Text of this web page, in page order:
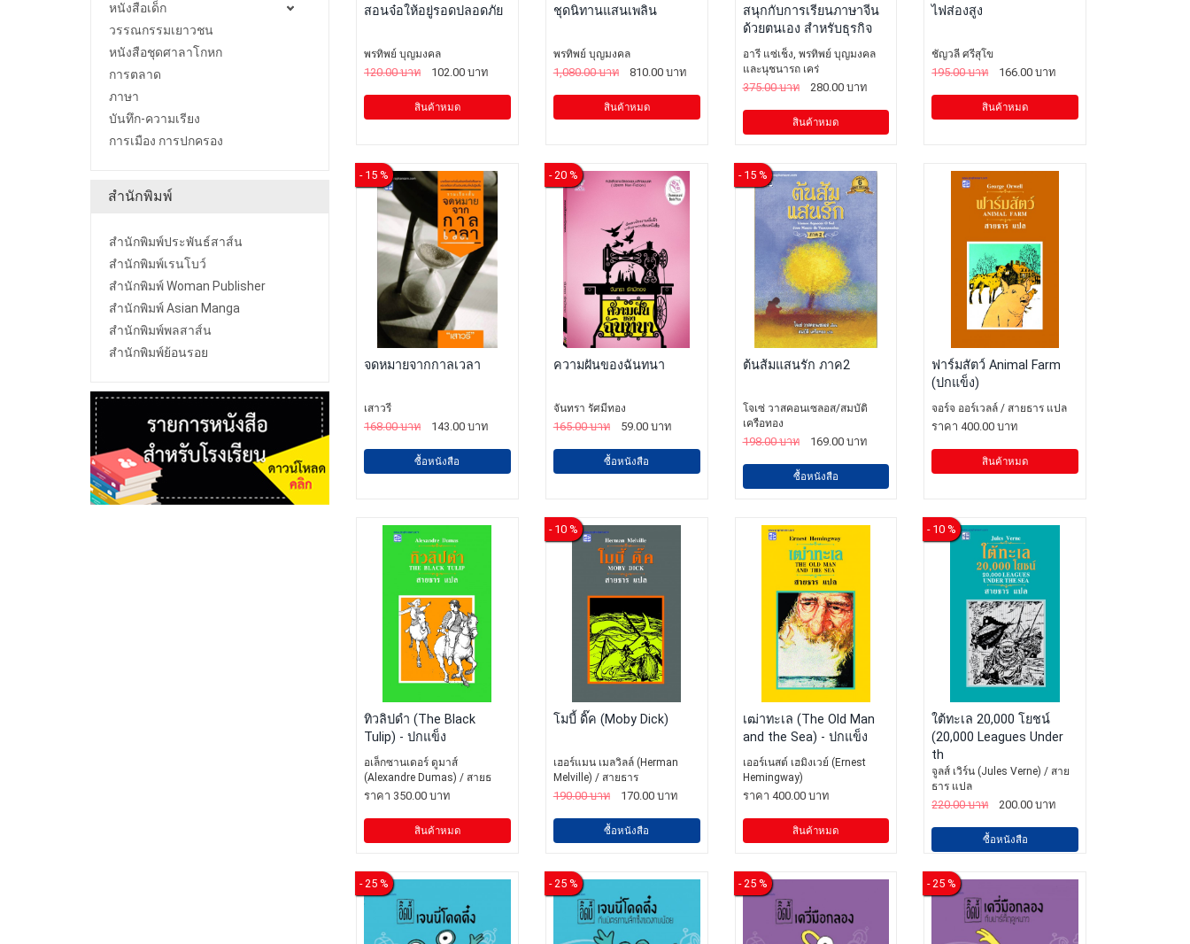
หนังสือเด็ก
วรรณกรรมเยาวชน
หนังสือชุดศาลาโกหก
การตลาด
ภาษา
บันทึก-ความเรียง
การเมือง การปกครอง
สำนักพิมพ์
สำนักพิมพ์ประพันธ์สาส์น
สำนักพิมพ์เรนโบว์
สำนักพิมพ์ Woman Publisher
สำนักพิมพ์ Asian Manga
สำนักพิมพ์พลสาส์น
สำนักพิมพ์ย้อนรอย
สอนจ๋อให้อยู่รอดปลอดภัย
พรทิพย์ บุญมงคล
120.00 บาท 102.00 บาท
สินค้าหมด
ชุดนิทานแสนเพลิน
พรทิพย์ บุญมงคล
1,080.00 บาท 810.00 บาท
สินค้าหมด
สนุกกับการเรียนภาษาจีน
ด้วยตนเอง สำหรับธุรกิจ
อารี แซ่เช็ง, พรทิพย์ บุญมงคล
และนุชนารถ เคร่
375.00 บาท 280.00 บาท
สินค้าหมด
ไฟส่องสูง
ชัญวลี ศรีสุโข
195.00 บาท 166.00 บาท
สินค้าหมด
- 15 %
จดหมายจากกาลเวลา
เสาวรี
168.00 บาท 143.00 บาท
ซื้อหนังสือ
- 20 %
ความฝันของฉันทนา
จันทรา รัศมีทอง
165.00 บาท 59.00 บาท
ซื้อหนังสือ
- 15 %
ต้นส้มแสนรัก ภาค2
โจเซ่ วาสคอนเซลอส/สมบัติ
เครือทอง
198.00 บาท 169.00 บาท
ซื้อหนังสือ
ฟาร์มสัตว์ Animal Farm
(ปกแข็ง)
จอร์จ ออร์เวลล์ / สายธาร แปล
ราคา 400.00 บาท
สินค้าหมด
ทิวลิปดำ (The Black
Tulip) - ปกแข็ง
อเล็กซานเดอร์ ดูมาส์
(Alexandre Dumas) / สายธ
ราคา 350.00 บาท
สินค้าหมด
- 10 %
โมบี้ ดิ๊ค (Moby Dick)
เฮอร์แมน เมลวิลล์ (Herman
Melville) / สายธาร
190.00 บาท 170.00 บาท
ซื้อหนังสือ
เฒ่าทะเล (The Old Man
and the Sea) - ปกแข็ง
เออร์เนสต์ เฮมิงเวย์ (Ernest
Hemingway)
ราคา 400.00 บาท
สินค้าหมด
- 10 %
ใต้ทะเล 20,000 โยชน์
(20,000 Leagues Under
th
จูลส์ เวิร์น (Jules Verne) / สาย
ธาร แปล
220.00 บาท 200.00 บาท
ซื้อหนังสือ
- 25 % - 25 % - 25 % - 25 %